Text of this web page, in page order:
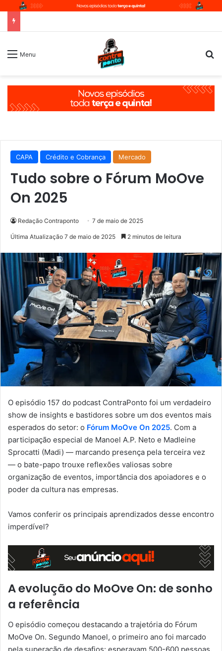
Menu
CAPA Crédito e Cobrança Mercado
Tudo sobre o Fórum MoOve
On 2025
Redação Contraponto 7 de maio de 2025
Última Atualização 7 de maio de 2025 2 minutos de leitura
O episódio 157 do podcast ContraPonto foi um verdadeiro
show de insights e bastidores sobre um dos eventos mais
esperados do setor: o Fórum MoOve On 2025. Com a
participação especial de Manoel A.P. Neto e Madleine
Sprocatti (Madi) — marcando presença pela terceira vez
— o bate-papo trouxe reflexões valiosas sobre
organização de eventos, importância dos apoiadores e o
poder da cultura nas empresas.
Vamos conferir os principais aprendizados desse encontro
imperdível?
A evolução do MoOve On: de sonho
a referência
O episódio começou destacando a trajetória do Fórum
MoOve On. Segundo Manoel, o primeiro ano foi marcado